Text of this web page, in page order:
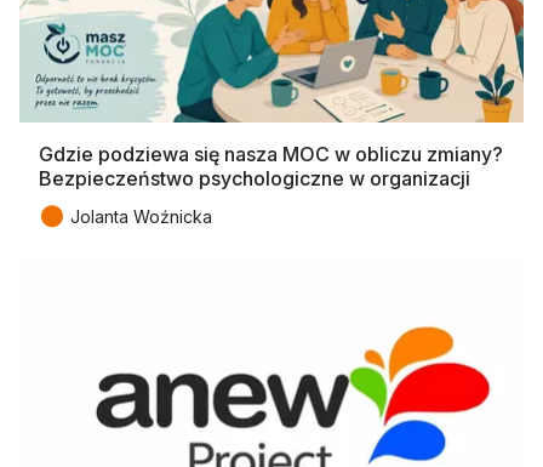
Gdzie podziewa się nasza MOC w obliczu zmiany?
Bezpieczeństwo psychologiczne w organizacji
● Jolanta Woźnicka